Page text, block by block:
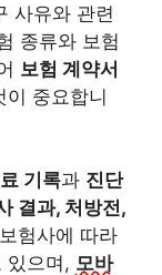
사유와 관련
종류와 보험
보험 계약서
이 중요합니
기록과 진단
결과, 처방전,
험사에 따라
있으며, 모바